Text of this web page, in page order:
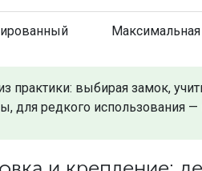
практики: выбирая замок,
для редкого